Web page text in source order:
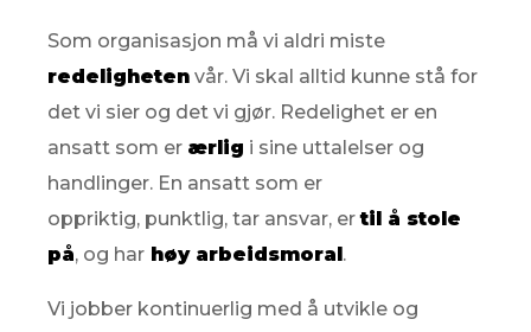
Som organisasjon må vi aldri miste
redeligheten vår. Vi skal alltid kunne stå for
det vi sier og det vi gjør. Redelighet er en
ansatt som er ærlig i sine uttalelser og
handlinger. En ansatt som er
oppriktig, punktlig, tar ansvar, ertil å stole
på, og har høy arbeidsmoral .
Vi jobber kontinuerlig med å utvikle og